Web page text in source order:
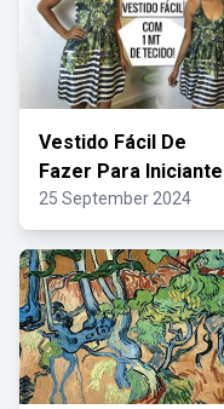
Vestido Fácil De
Fazer Para
25 September 2024